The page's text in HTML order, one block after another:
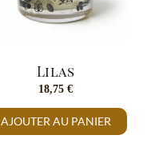
Lilas
18,75€
AJOUTER AU PANIER